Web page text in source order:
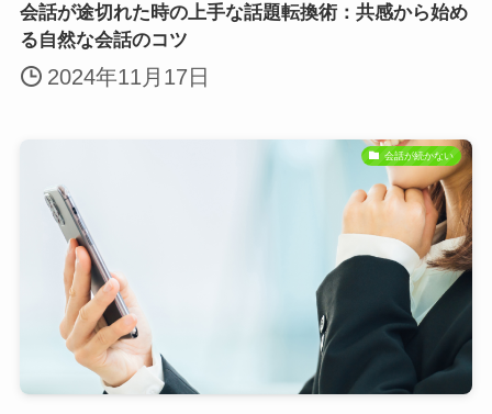
会話が途切れた時の上手な話題転換術：共感から始め
る自然な会話のコツ
2024年11月17日
会話が続かない